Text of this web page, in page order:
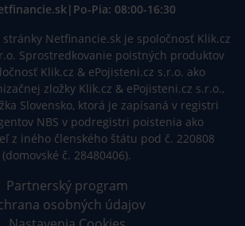
| Po-Pia: 08:00-16:30
stránky Netfinancie.sk je spoločnosť Klik.cz
Sprostredkovanie poistných produktov
Klik.cz & ePojisteni.cz s.r.o. ako
zložky Klik.cz & ePojisteni.cz s.r.o.,
Slovensko, ktorá je zapísaná v registri
NBS v podregistri poistenia ako
z iného členského štátu pod č. 220808
(domovské č. 28480406).
Partnerský program
osobných údajov